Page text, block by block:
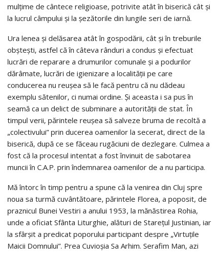
mulţime de cântece religioase, potrivite atât în biserică cât şi
la lucrul câmpului şi la şezătorile din lungile seri de iarnă.
Ura lenea şi delăsarea atât în gospodării, cât şi în treburile
obşteşti, astfel că în câteva rânduri a condus şi efectuat
lucrări de reparare a drumurilor comunale şi a podurilor
dărâmate, lucrări de igienizare a localităţii pe care
conducerea nu reuşea să le facă pentru că nu dădeau
exemplu sătenilor, ci numai ordine. Şi aceasta i sa pus în
seamă ca un delict de subminare a autorităţii de stat. În
timpul verii, părintele reuşea să salveze bruma de recoltă a
„colectivului” prin ducerea oamenilor la secerat, direct de la
biserică, după ce se făceau rugăciuni de dezlegare. Culmea a
fost că la procesul intentat a fost învinuit de sabotarea
muncii în C.A.P. prin îndemnarea oamenilor de a nu participa.
Mă întorc în timp pentru a spune că la venirea din Cluj spre
noua sa turmă cuvântătoare, părintele Florea, a poposit, de
praznicul Bunei Vestiri a anului 1953, la mănăstirea Rohia,
unde a oficiat Sfânta Liturghie, alături de Stareţul Justinian, iar
la sfârşit a predicat poporului participant despre „Virtuţile
Maicii Domnului”. Prea Cuvioşia Sa Arhim. Serafim Man, azi